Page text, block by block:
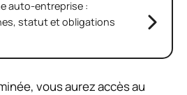
auto-entreprise :
statut et obligations
vous aurez accès au